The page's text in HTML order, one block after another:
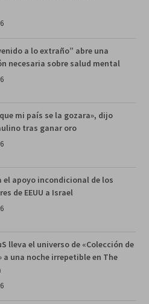
a lo extraño” abre una
necesaria sobre salud mental
mi país se la gozara», dijo
tras ganar oro
el apoyo incondicional de los
de EEUU a Israel
lleva el universo de «Colección de
a una noche irrepetible en The